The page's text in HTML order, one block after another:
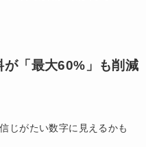
「最大60%」も削減
じがたい数字に見えるかも